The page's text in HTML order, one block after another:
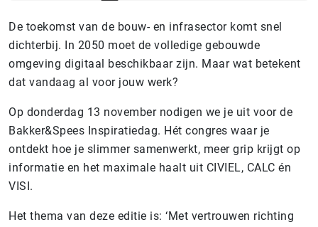
De toekomst van de bouw- en infrasector komt snel
dichterbij. In 2050 moet de volledige gebouwde
omgeving digitaal beschikbaar zijn. Maar wat betekent
dat vandaag al voor jouw werk?
Op donderdag 13 november nodigen we je uit voor de
Bakker&Spees Inspiratiedag. Hét congres waar je
ontdekt hoe je slimmer samenwerkt, meer grip krijgt op
informatie en het maximale haalt uit CIVIEL, CALC én
VISI.
Het thema van deze editie is: ‘Met vertrouwen richting